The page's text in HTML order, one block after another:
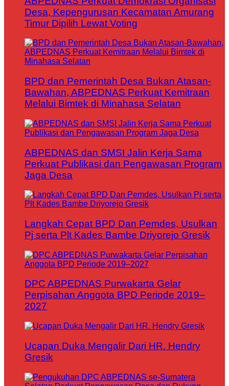
Desa, Kepengurusan Kecamatan Amurang
Timur Dipilih Lewat Voting
BPD dan Pemerintah Desa Bukan Atasan-
Bawahan, ABPEDNAS Perkuat Kemitraan
Melalui Bimtek di Minahasa Selatan
ABPEDNAS dan SMSI Jalin Kerja Sama
Perkuat Publikasi dan Pengawasan Program
Jaga Desa
Langkah Cepat BPD Dan Pemdes, Usulkan
Pj serta Plt Kades Bambe Driyorejo Gresik
DPC ABPEDNAS Purwakarta Gelar
Perpisahan Anggota BPD Periode 2019–
2027
Ucapan Duka Mengalir Dari HR. Hendry
Gresik